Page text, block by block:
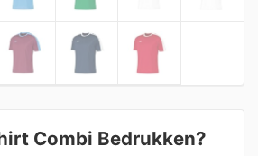
Combi Bedrukken?